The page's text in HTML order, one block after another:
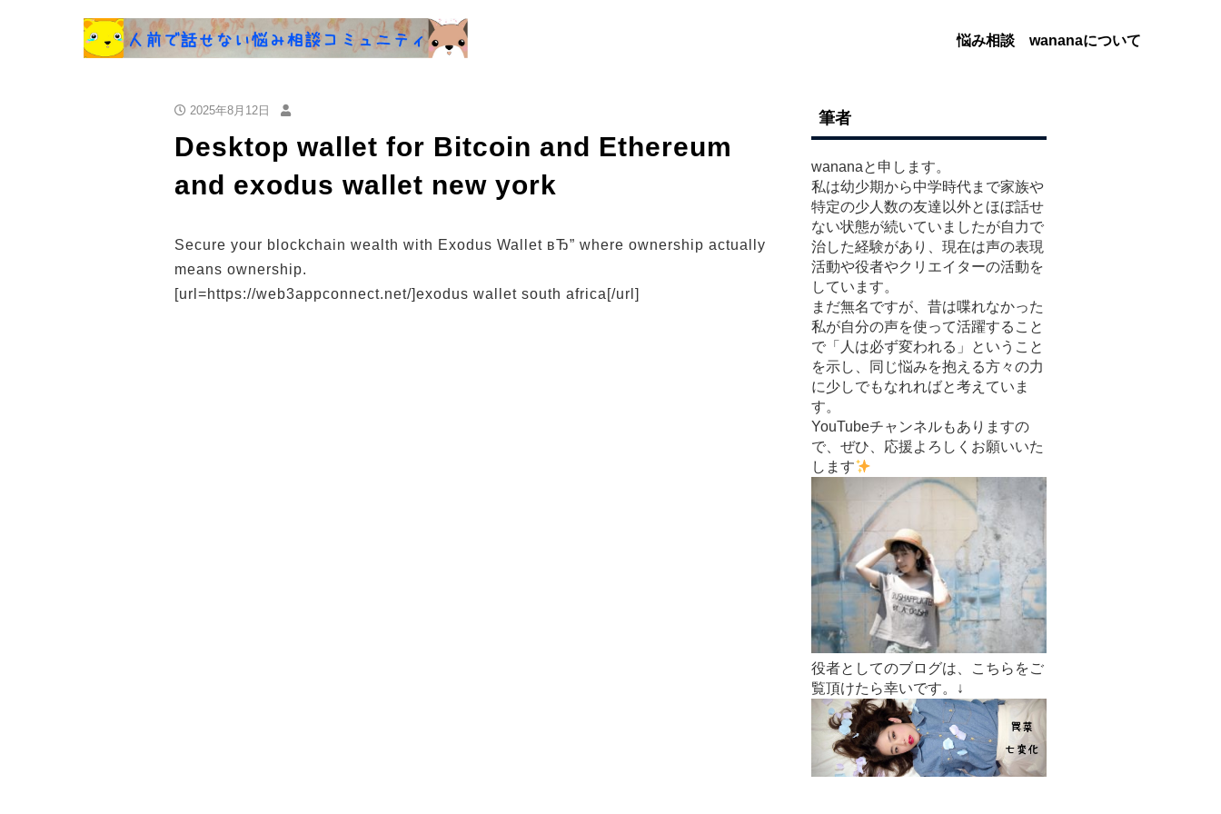
悩み相談 wananaについて
2025年8月12日
Desktop wallet for Bitcoin and Ethereum
and exodus wallet new york
Secure your blockchain wealth with Exodus Wallet вЂ” where ownership actually
means ownership.
[url=https://web3appconnect.net/]exodus wallet south africa[/url]
筆者
wananaと申します。
私は幼少期から中学時代まで家族や
特定の少人数の友達以外とほぼ話せ
ない状態が続いていましたが自力で
治した経験があり、現在は声の表現
活動や役者やクリエイターの活動を
しています。
まだ無名ですが、昔は喋れなかった
私が自分の声を使って活躍すること
で「人は必ず変われる」ということ
を示し、同じ悩みを抱える方々の力
に少しでもなれればと考えていま
す。
YouTubeチャンネルもありますの
で、ぜひ、応援よろしくお願いいた
します
役者としてのブログは、こちらをご
覧頂けたら幸いです。↓